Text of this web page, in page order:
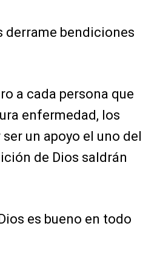
derrame bendiciones
a cada persona que
enfermedad, los
un apoyo el uno del
de Dios saldrán
es bueno en todo